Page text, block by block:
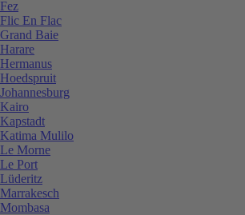
Fez
Flic En Flac
Grand Baie
Harare
Hermanus
Hoedspruit
Johannesburg
Kairo
Kapstadt
Katima Mulilo
Le Morne
Le Port
Lüderitz
Marrakesch
Mombasa